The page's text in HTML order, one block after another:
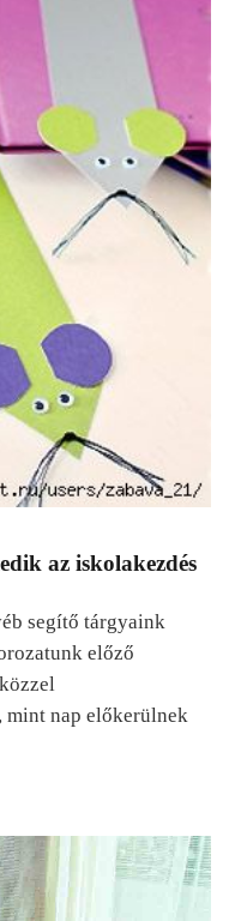
az iskolakezdés
segítő tárgyaink
előző
mint nap előkerülnek